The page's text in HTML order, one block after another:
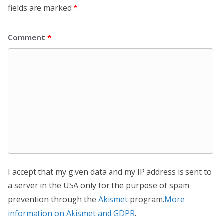
fields are marked *
Comment *
I accept that my given data and my IP address is sent to
a server in the USA only for the purpose of spam
prevention through the Akismet program.More
information on Akismet and GDPR.